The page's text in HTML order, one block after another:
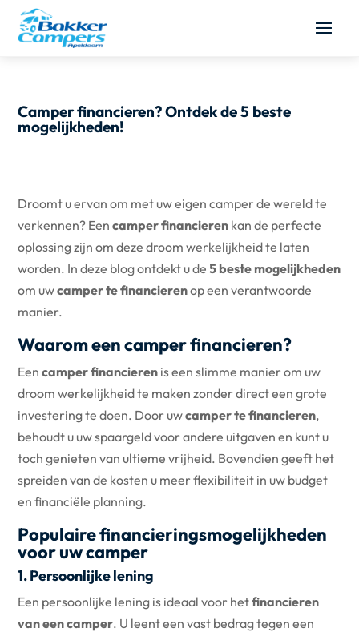
Camper financieren? Ontdek de 5 beste
mogelijkheden!
Droomt u ervan om met uw eigen camper de wereld te
verkennen? Eencamper financieren kan de perfecte
oplossing zijn om deze droom werkelijkheid te laten
worden. In deze blog ontdekt u de5 beste mogelijkheden
om uwcamper te financierenop een verantwoorde
manier.
Waarom een camper financieren?
Eencamper financieren is een slimme manier om uw
droom werkelijkheid te maken zonder direct een grote
investering te doen. Door uwcamper te financieren,
behoudt u uw spaargeld voor andere uitgaven en kunt u
toch genieten van ultieme vrijheid. Bovendien geeft het
spreiden van de kosten u meer flexibiliteit in uw budget
en financiële planning.
Populaire financieringsmogelijkheden
voor uw camper
1. Persoonlijke lening
Een persoonlijke lening is ideaal voor hetfinancieren
van een camper. U leent een vast bedrag tegen een